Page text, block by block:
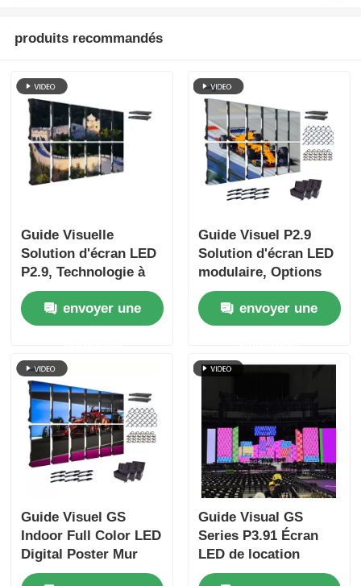
produits recommandés
Guide Visuelle
Solution d'écran LED
P2.9, Technologie à
Pixels Fins,
Reproduction
Accurate des
Durable, Convient à
la Publicité
Extérieure et aux
Espaces Publics
envoyer une
Guide Visuel P2.9
Solution d'écran LED
modulaire, Options
de boîtiers flexibles,
Adaptabilité aux
hautes températures,
professionnel pour
envoyer une
Guide Visuel GS
Indoor Full Color LED
Digital Poster Mur
Vidéo Luminosité
Guide Visual GS
Series P3.91 Écran
LED de location
d'intérieur pour